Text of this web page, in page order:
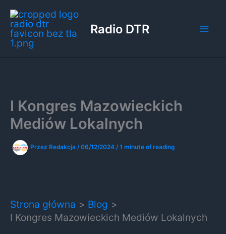
Przejdź
do
treści
Radio DTR
I Kongres Mazowieckich
Mediów Lokalnych
Przez Redakcja /06/12/2024 /1 minute of reading
Strona główna
Blog
I Kongres Mazowieckich Mediów Lokalnych